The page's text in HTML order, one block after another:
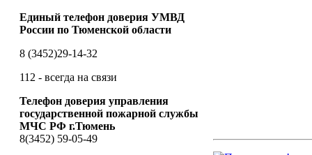
Единый телефон доверия УМВД
России по Тюменской области
8 (3452)29-14-32
112 - всегда на связи
Телефон доверия управления
государственной пожарной службы
МЧС РФ г.Тюмень
8(3452) 59-05-49